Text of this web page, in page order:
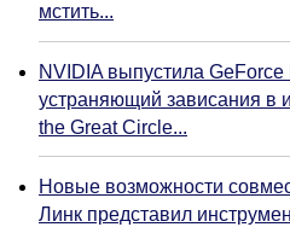
мстить...
NVIDIA выпустила GeForce
устраняющий зависания в
the Great Circle...
Новые возможности
Линк представил